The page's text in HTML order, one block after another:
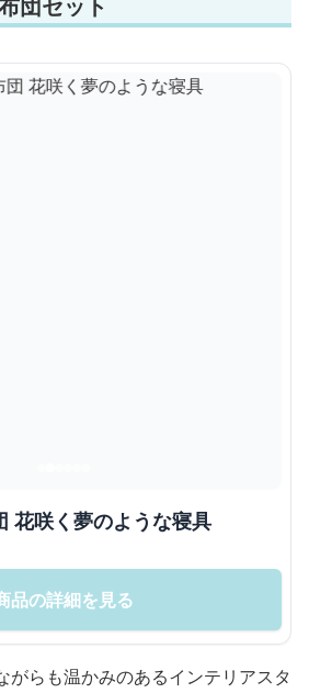
団セット
花咲く夢のような寝具
品の詳細を見る
がらも温かみのあるインテリアスタ